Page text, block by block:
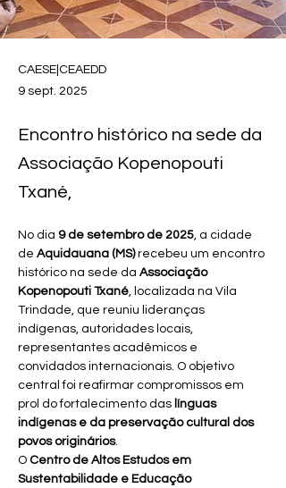
CAESE|CEAEDD
9 sept. 2025
Encontro histórico na sede da
Associação Kopenopouti
Txané,
No dia 9 de setembro de 2025, a cidade
de Aquidauana (MS) recebeu um encontro
histórico na sede da Associação
Kopenopouti Txané, localizada na Vila
Trindade, que reuniu lideranças
indígenas, autoridades locais,
representantes acadêmicos e
convidados internacionais. O objetivo
central foi reafirmar compromissos em
prol do fortalecimento das línguas
indígenas e da preservação cultural dos
povos originários.
O Centro de Altos Estudos em
Sustentabilidade e Educação